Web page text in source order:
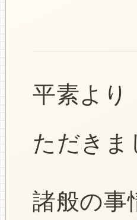
平素より
ただきま
諸般の事